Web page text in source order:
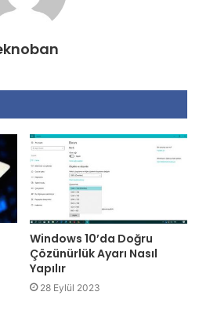
Windows 10’da Doğru
Çözünürlük Ayarı Nasıl
Yapılır
28 Eylül 2023